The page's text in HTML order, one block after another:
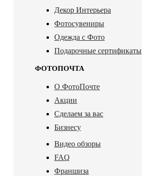
Декор Интерьера
Фотосувениры
Одежда с Фото
Подарочные сертификаты
ФОТОПОЧТА
О ФотоПочте
Акции
Сделаем за вас
Бизнесу
Видео обзоры
FAQ
Франшиза